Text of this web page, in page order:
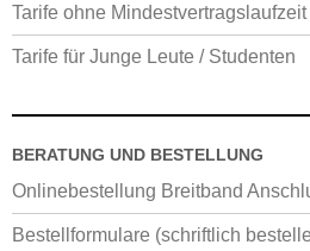
Tarife ohne Mindestvertragslaufzeit
Tarife für Junge Leute / Studenten
BERATUNG UND BESTELLUNG
Onlinebestellung Breitband
Bestellformulare (schriftlich